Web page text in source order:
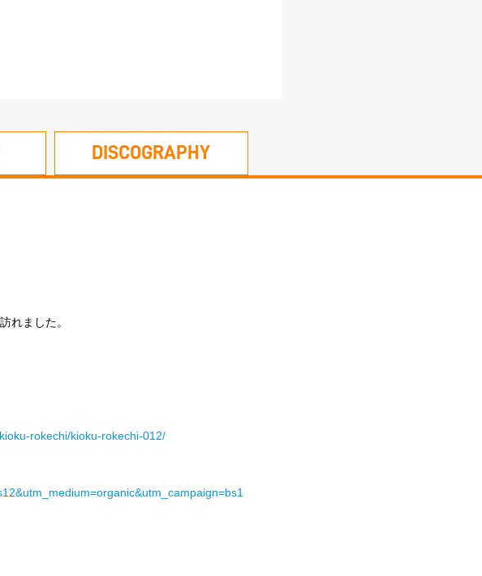
DISCOGRAPHY
れました。
rokechi/kioku-rokechi-012/